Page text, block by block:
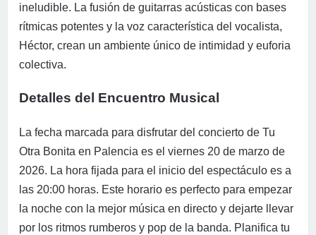
ineludible. La fusión de guitarras acústicas con bases
rítmicas potentes y la voz característica del vocalista,
Héctor, crean un ambiente único de intimidad y euforia
colectiva.
Detalles del Encuentro Musical
La fecha marcada para disfrutar del concierto de Tu
Otra Bonita en Palencia es el viernes 20 de marzo de
2026. La hora fijada para el inicio del espectáculo es a
las 20:00 horas. Este horario es perfecto para empezar
la noche con la mejor música en directo y dejarte llevar
por los ritmos rumberos y pop de la banda. Planifica tu